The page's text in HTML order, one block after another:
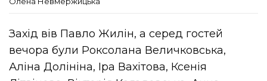
Захід вів Павло Жилін, а серед гостей
вечора були Роксолана Величковська,
Аліна Долініна, Іра Вахітова, Ксенія